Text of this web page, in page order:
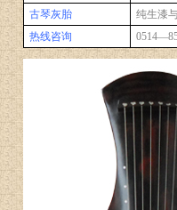
古琴灰胎
纯生漆
热线咨询